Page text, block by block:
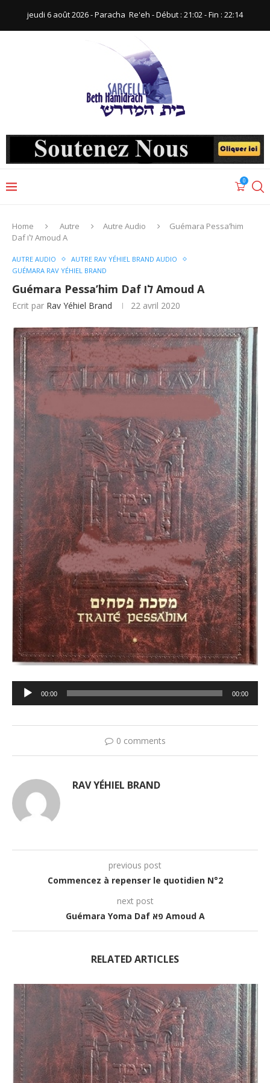
jeudi 6 août 2026 - Paracha ‪ Re'eh‬ - Début : 21:02‬ - Fin : ‪22:14‬
0
Home Autre Autre Audio
Guémara Pessa’him
Daf לו Amoud A
AUTRE AUDIO
AUTRE RAV YÉHIEL BRAND AUDIO
GUÉMARA RAV YÉHIEL BRAND
Guémara Pessa’him Daf לו Amoud A
Ecrit par Rav Yéhiel Brand 22 avril 2020
Lecteur
audio
00:00 00:00
0 comments
RAV YÉHIEL BRAND
previous post
Commencez à repenser le quotidien N°2
next post
Guémara Yoma Daf פא Amoud A
RELATED ARTICLES